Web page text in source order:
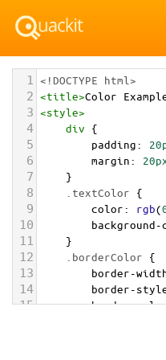
1 <!DOCTYPE html>
2 <title>Color
3 <style>
4 div {
5 padding:
6 margin:
7 }
8 .textColor {
9 color: rgb(
10
11 }
12 .borderColor {
13 border-
14 border-
15 border-